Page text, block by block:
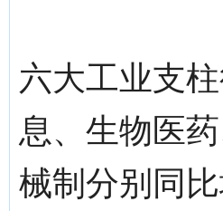
六大工业支
息、生物医
械制分别同